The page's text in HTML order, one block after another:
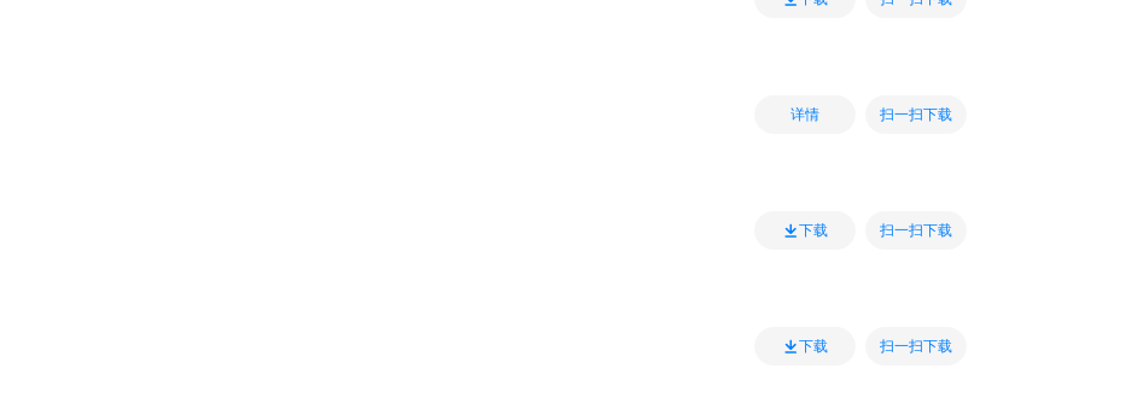
详情 扫一扫下载
下载 扫一扫下载
下载 扫一扫下载